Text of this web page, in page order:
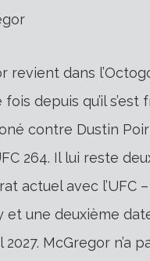
revient dans
depuis qu’il
contre Dustin
264. Il lui reste
actuel avec l’UFC
et une deuxième
McGregor n’a